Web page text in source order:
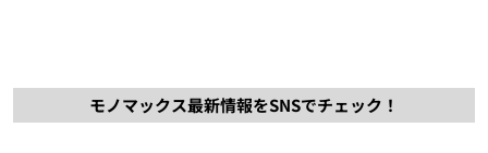
モノマックス最新情報をSNSでチェック！